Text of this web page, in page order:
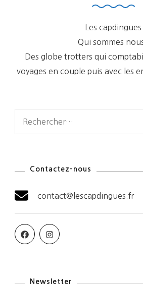
Les capdingues
Qui sommes
Des globe trotters qui
voyages en couple puis avec les
Contactez-nous
contact@lescapdingues.fr
Newsletter